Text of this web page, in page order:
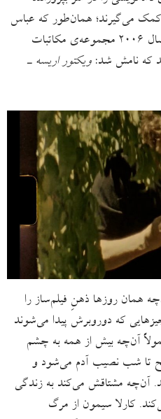
کمک می‌گیرند؛ همان‌طور که عباس
کیارستمی و ویکتور اریسه هم در سال ۲۰۰۶ مجموعه‌ی مکاتبات
که نامش شد:ویکتور اریسه ـ
همان روزها ذهنِ فیلم‌ساز را
که دوروبرش پیدا می‌شوند
آن‌چه بیش از همه به چشم
تا شب نصیب آدم می‌شود و
آن‌چه مشتاقش می‌کند به زندگی
کارلا سیمون از مرگ